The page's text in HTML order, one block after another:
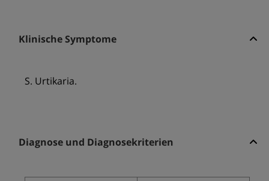
Klinische Symptome
S. Urtikaria.
Diagnose und Diagnosekriterien